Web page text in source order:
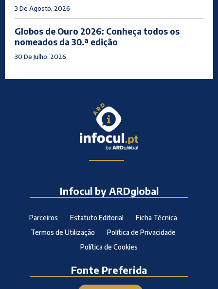
3 De Agosto, 2026
Globos de Ouro 2026: Conheça todos os
nomeados da 30.ª edição
30 De Julho, 2026
Infocul by ARDglobal
Parceiros Estatuto Editorial
Ficha Técnica
Termos de Utilização
Política de Privacidade
Política de Cookies
Fonte Preferida